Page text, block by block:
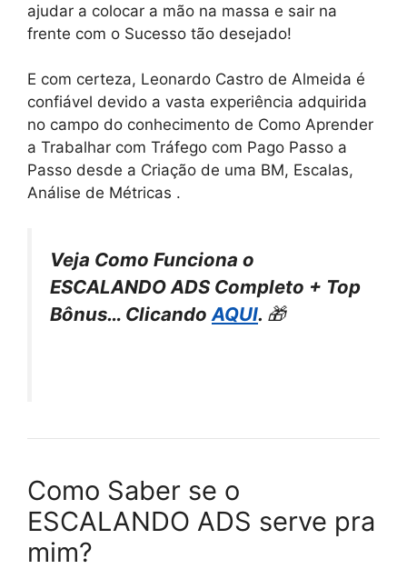
ajudar a colocar a mão na massa e sair na
frente com o Sucesso tão desejado!
E com certeza, Leonardo Castro de Almeida é
confiável devido a vasta experiência adquirida
no campo do conhecimento de Como Aprender
a Trabalhar com Tráfego com Pago Passo a
Passo desde a Criação de uma BM, Escalas,
Análise de Métricas .
Veja Como Funciona o
ESCALANDO ADS Completo + Top
Bônus… Clicando AQUI. 🎁
Como Saber se o
ESCALANDO ADS serve pra
mim?